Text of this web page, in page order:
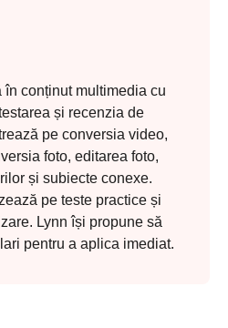
în conținut multimedia cu
și recenzia de
pe conversia video,
foto, editarea foto,
și subiecte conexe.
pe teste practice și
Lynn își propune să
pentru a aplica imediat.